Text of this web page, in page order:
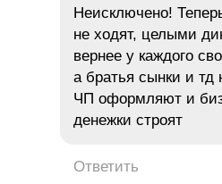
Неисключено!
не ходят, целыми
вернее у каждого
а братья сынки и тд
ЧП оформляют и
денежки строят
Ответить